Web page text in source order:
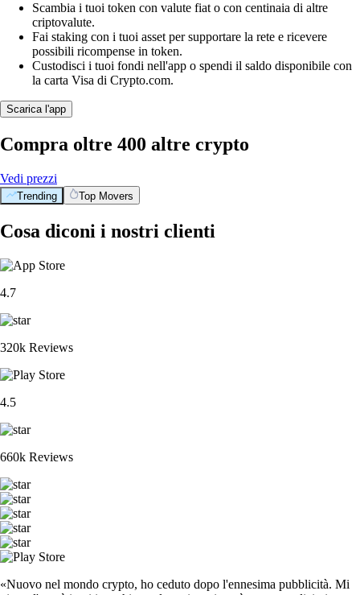
Scambia i tuoi token con valute fiat o con centinaia di altre
criptovalute.
Fai staking con i tuoi asset per supportare la rete e ricevere
possibili ricompense in token.
Custodisci i tuoi fondi nell'app o spendi il saldo disponibile con
la carta Visa di Crypto.com.
Scarica l'app
Compra oltre 400 altre crypto
Vedi prezzi
Trending Top Movers
Cosa diconi i nostri clienti
4.7
320k Reviews
4.5
660k Reviews
«Nuovo nel mondo crypto, ho ceduto dopo l'ennesima pubblicità. Mi